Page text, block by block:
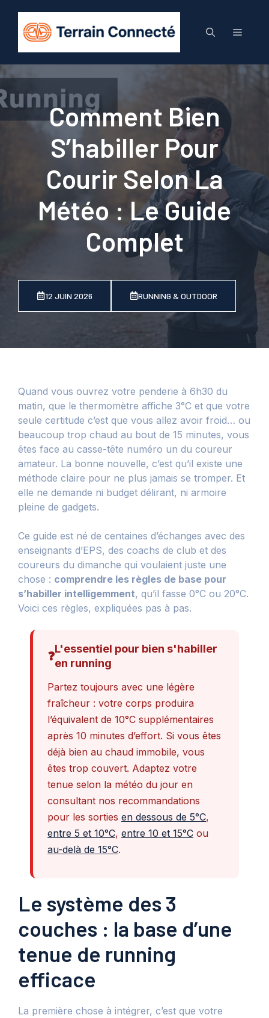
contenu
Menu
Comment Bien
S’habiller Pour
Courir Selon La
Météo : Le Guide
Complet
12 JUIN 2026 RUNNING & OUTDOOR
Quand vous ouvrez votre penderie à 6h30 du
matin, que le thermomètre affiche 3°C et que votre
seule certitude c’est que vous allez avoir froid… ou
beaucoup trop chaud au bout de 15 minutes, vous
êtes face au casse-tête numéro un du coureur
amateur. La bonne nouvelle, c’est qu’il existe une
méthode claire pour ne plus jamais se tromper. Et
elle ne demande ni budget délirant, ni armoire
pleine de gadgets.
Ce guide est né de centaines d’échanges avec des
enseignants d’EPS, des coachs de club et des
coureurs du dimanche qui voulaient juste une
chose : comprendre les règles de base pour
s’habiller intelligemment, qu’il fasse 0°C ou 20°C.
Voici ces règles, expliquées pas à pas.
❓
L'essentiel pour bien s'habiller
en running
Partez toujours avec une légère
fraîcheur : votre corps produira
l’équivalent de 10°C supplémentaires
après 10 minutes d’effort. Si vous êtes
déjà bien au chaud immobile, vous
êtes trop couvert. Adaptez votre
tenue selon la météo du jour en
consultant nos recommandations
pour les sorties en dessous de 5°C,
entre 5 et 10°C, entre 10 et 15°C ou
au-delà de 15°C.
Le système des 3
couches : la base d’une
tenue de running
efficace
La première chose à intégrer, c’est que votre